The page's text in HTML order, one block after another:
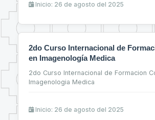
Inicio: 26 de agosto del 2025
2do Curso Internacional de
en Imagenología Medica
2do Curso Internacional de Formacion
Imagenologia Medica
Inicio: 26 de agosto del 2025